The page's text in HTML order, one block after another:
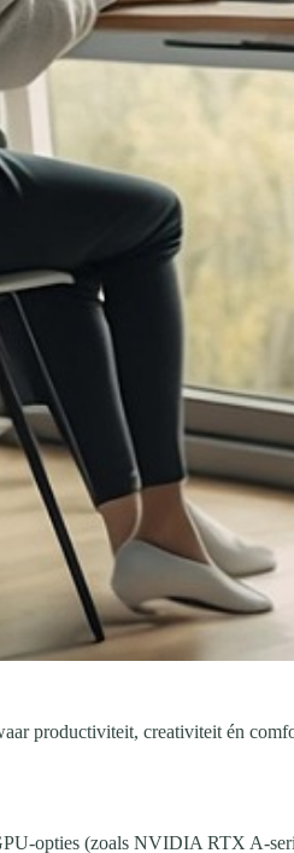
productiviteit, creativiteit én
opties (zoals NVIDIA RTX A-